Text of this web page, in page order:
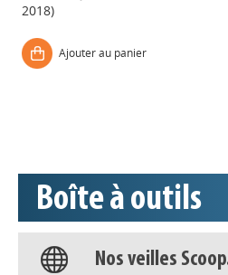
2018)
Ajouter au panier
Boîte à outils
Base
Nos veilles